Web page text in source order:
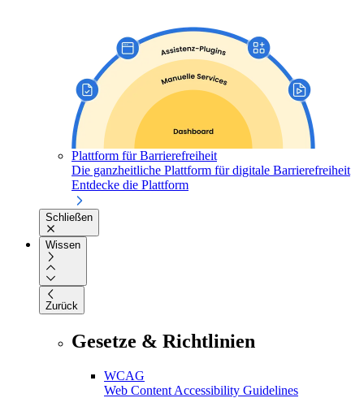
Plattform für Barrierefreiheit
Die ganzheitliche Plattform für digitale Barrierefreiheit
Entdecke die Plattform
Schließen
Wissen
Zurück
Gesetze & Richtlinien
WCAG
Web Content Accessibility Guidelines